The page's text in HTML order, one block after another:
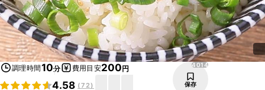
調理時間10分 費用目安200円
4.58 (72)
4014
保存